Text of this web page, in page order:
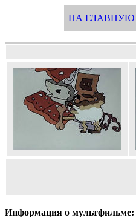
НА ГЛАВНУЮ
Информация о мультфильме: